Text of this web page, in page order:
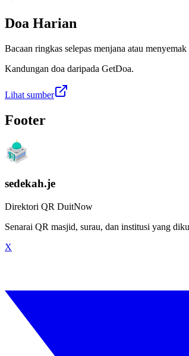
Doa Harian
Bacaan ringkas selepas menjana atau
Kandungan doa daripada GetDoa.
Lihat sumber
Footer
sedekah.je
Direktori QR DuitNow
Senarai QR masjid, surau, dan institusi yang
X